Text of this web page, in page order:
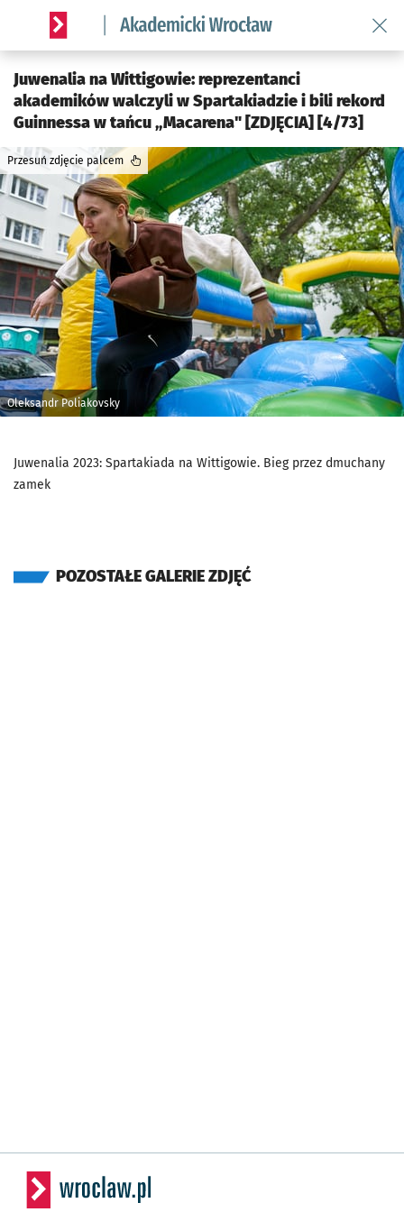
Serwis informacyjny wroclaw.pl podserwis: Akademicki
Juwenalia na Wittigowie: reprezentanci
akademików walczyli w Spartakiadzie i bili rekord
Guinnessa w tańcu „Macarena" [ZDJĘCIA] [4/73]
Oleksandr Poliakovsky
Przesuń zdjęcie palcem
Juwenalia 2023: Spartakiada na Wittigowie. Bieg przez dmuchany
zamek
POZOSTAŁE GALERIE ZDJĘĆ